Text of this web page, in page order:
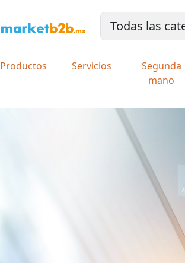
Productos Servicios
Segunda
mano